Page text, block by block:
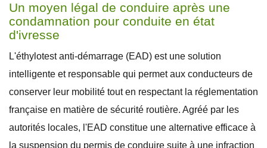
Un moyen légal de conduire après une
condamnation pour conduite en état
d'ivresse
L'éthylotest anti-démarrage (EAD) est une solution
intelligente et responsable qui permet aux conducteurs de
conserver leur mobilité tout en respectant la réglementation
française en matière de sécurité routière. Agréé par les
autorités locales, l'EAD constitue une alternative efficace à
la suspension du permis de conduire suite à une infraction